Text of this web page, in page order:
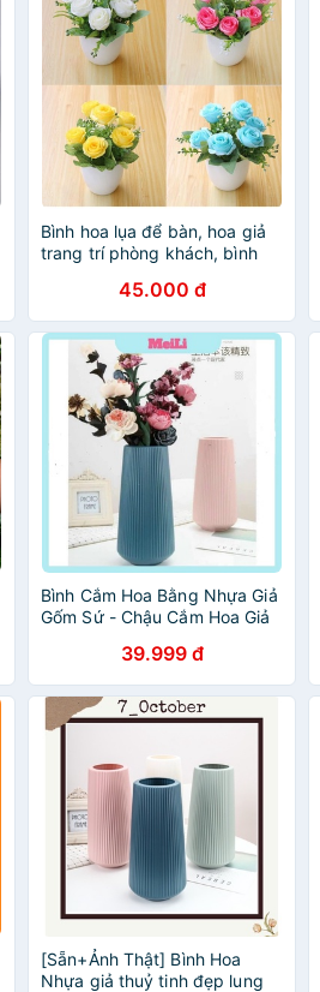
Bình hoa lụa để bàn, hoa giả
trang trí phòng khách, bình
45.000 đ
Bình Cắm Hoa Bằng Nhựa Giả
Gốm Sứ - Chậu Cắm Hoa Giả
39.999 đ
[Sẵn+Ảnh Thật] Bình Hoa
Nhựa giả thuỷ tinh đẹp lung